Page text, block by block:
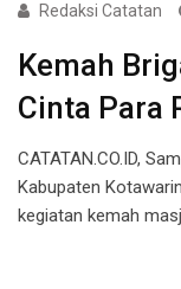
Redaksi Catatan
Kemah
Cinta Para
CATATAN.CO.ID,
Kabupaten
kegiatan kemah